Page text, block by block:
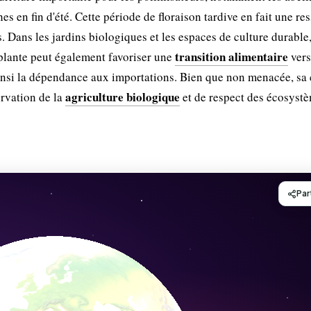
en fin d'été. Cette période de floraison tardive en fait une
Dans les jardins biologiques et les espaces de culture
peut également favoriser une transition alimentaire
la dépendance aux importations. Bien que non menacée,
de laagriculture biologique et de respect des